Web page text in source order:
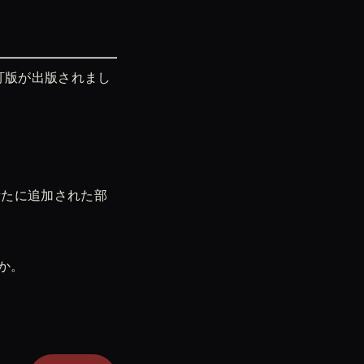
が出版されまし
に追加された部